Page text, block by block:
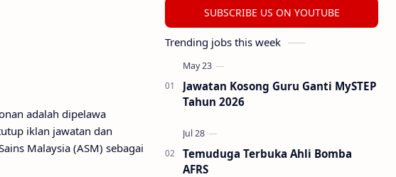
adalah dipelawa
iklan jawatan dan
Malaysia (ASM) sebagai
SUBSCRIBE US ON YOUTUBE
Trending jobs this week
Jawatan Kosong Guru Ganti MySTEP
Tahun 2026
Temuduga Terbuka Ahli Bomba
AFRS